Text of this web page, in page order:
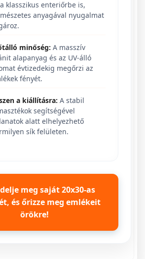
klasszikus enteriőrbe is,
anyagával nyugalmat
minőség: A masszív
alapanyag és az UV-álló
évtizedekig megőrzi az
fényét.
a kiállításra: A stabil
segítségével
alatt elhelyezhető
sík felületen.
meg saját 20x30-as
és őrizze meg emlékeit
örökre!